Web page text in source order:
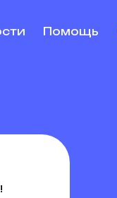
Помощь